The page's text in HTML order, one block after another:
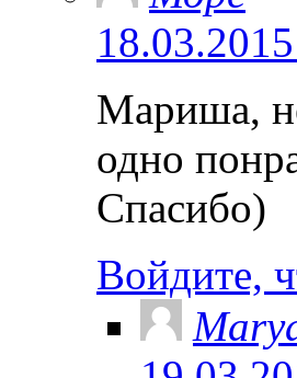
Мариша,
одно
Спасибо)
Войдите,